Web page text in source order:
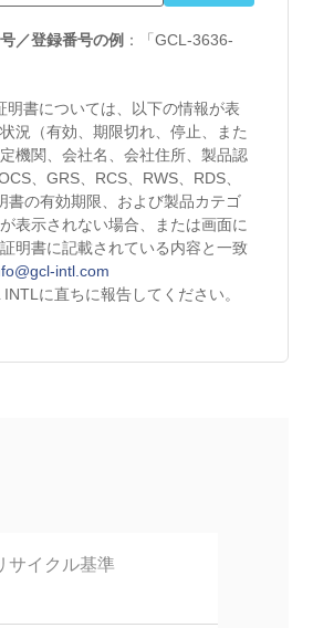
サイクル基準
／登録番号の例 ：「GCL-3636-
明書については、以下の情報が表
況（有効、期限切れ、停止、また
機関、会社名、会社住所、製品認
、GRS、RCS、RWS、RDS、
書の有効期限、および製品カテゴ
表示されない場合、または画面に
明書に記載されている内容と一致
intl.com
に直ちに報告してください。